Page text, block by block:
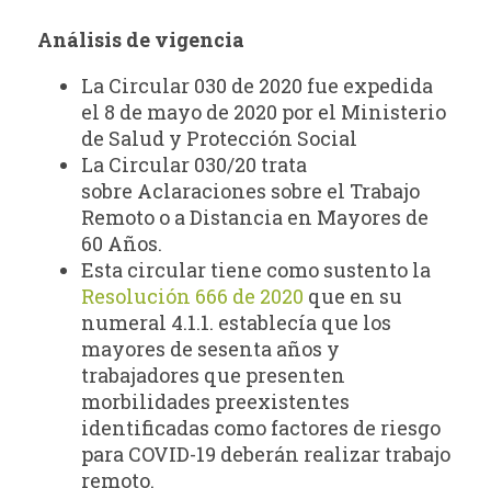
Análisis de vigencia
La Circular 030 de 2020 fue expedida
el 8 de mayo de 2020 por el Ministerio
de Salud y Protección Social
La Circular 030/20 trata
sobre Aclaraciones sobre el Trabajo
Remoto o a Distancia en Mayores de
60 Años.
Esta circular tiene como sustento la
Resolución 666 de 2020 que en su
numeral 4.1.1. establecía que los
mayores de sesenta años y
trabajadores que presenten
morbilidades preexistentes
identificadas como factores de riesgo
para COVID-19 deberán realizar trabajo
remoto.